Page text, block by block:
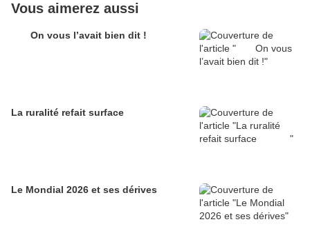
Vous aimerez aussi
On vous l’avait bien dit !
Le Mondial 2026 et ses dérives